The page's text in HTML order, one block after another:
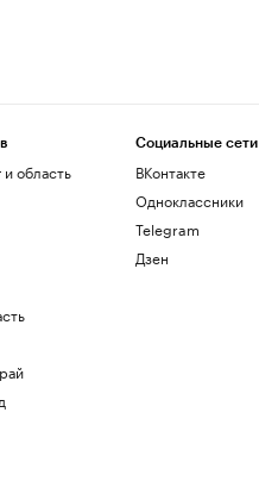
область
Социальные сети
ВКонтакте
Одноклассники
Telegram
Дзен